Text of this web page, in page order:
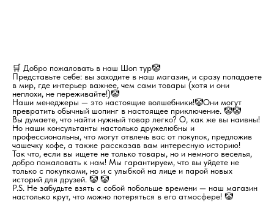
🛒 Добро пожаловать в наш Шоп тур🤡
Представьте себе: вы заходите в наш магазин, и сразу попадаете
в мир, где интерьер важнее, чем сами товары (хотя и они
неплохи, не переживайте!)🤡
Наши менеджеры — это настоящие волшебники!🤡Они могут
превратить обычный шопинг в настоящее приключение. 🤡🤡
Вы думаете, что найти нужный товар легко? О, как же вы наивны!
Но наши консультанты настолько дружелюбны и
профессиональны, что могут отвлечь вас от покупок, предложив
чашечку кофе, а также рассказав вам интересную историю!
Так что, если вы ищете не только товары, но и немного веселья,
добро пожаловать к нам! Мы гарантируем, что вы уйдете не
только с покупками, но и с улыбкой на лице и парой новых
историй для друзей. 🤡 🤡
P.S. Не забудьте взять с собой побольше времени — наш магазин
настолько крут, что можно потеряться в его атмосфере! 🤡